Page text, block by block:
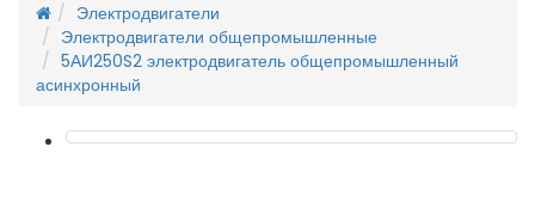
Электродвигатели
Электродвигатели общепромышленные
5АИ250S2 электродвигатель общепромышленный
асинхронный